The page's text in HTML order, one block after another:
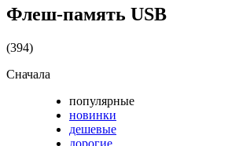
Флеш-память USB
(394)
Сначала
популярные
новинки
дешевые
дорогие